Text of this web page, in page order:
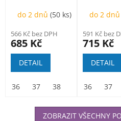
do 2 dnů(50 ks)
566 Kč bez DPH
685 Kč
DETAIL
36 37 38
do 2
591 Kč bez
715 Kč
DETAIL
36 37
ZOBRAZIT VŠECHNY